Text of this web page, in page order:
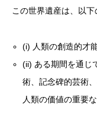
この世界遺産は、以下
(i) 人類の創造的才
(ii) ある期間を通じ
術、記念碑的芸術
人類の価値の重要